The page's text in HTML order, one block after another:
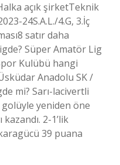
açık şirketTeknik
24S.A.L./4.G, 3.İç
satır daha
Süper Amatör Lig
Kulübü hangi
Anadolu SK /
mi? Sarı-lacivertli
golüyle yeniden öne
2-1’lik
39 puana